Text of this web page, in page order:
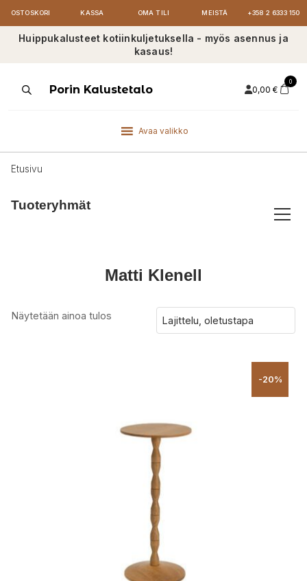
OSTOSKORI KASSA OMA TILI MEISTÄ +358 2 6333 150
Huippukalusteet kotiinkuljetuksella - myös asennus ja
kasaus!
ProductsPorin Kalustetalo 0,00 €
0
Avaa valikko
Etusivu
Tuoteryhmät
Matti Klenell
Näytetään ainoa tulos
-20%